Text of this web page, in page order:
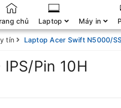
chủ Laptop Máy in
tín Laptop Acer Swift N5000/
Pin 10H